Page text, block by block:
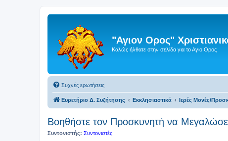
"Αγιον Ορος"
Καλώς ήλθατε στην σελίδα για το Αγιο Ορος
Συχνές ερωτήσεις
Ευρετήριο Δ. Συζήτησης Εκκλησιαστικά Ιερές Μονές/
Βοηθήστε τον Προσκυνητή να
Συντονιστής: Συντονιστές